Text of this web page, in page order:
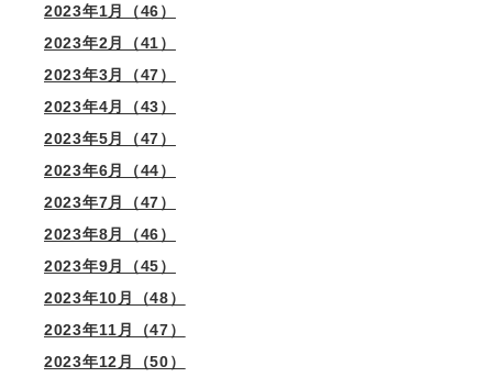
2023年1月（46）
2023年2月（41）
2023年3月（47）
2023年4月（43）
2023年5月（47）
2023年6月（44）
2023年7月（47）
2023年8月（46）
2023年9月（45）
2023年10月（48）
2023年11月（47）
2023年12月（50）